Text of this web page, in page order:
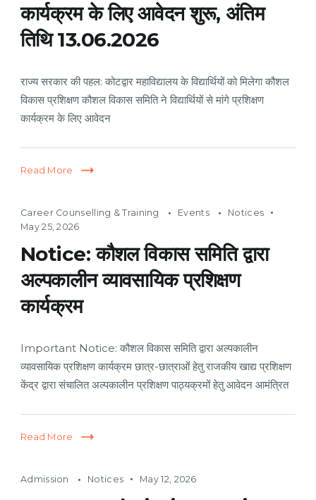
कार्यक्रम के लिए आवेदन शुरू, अंतिम
तिथि 13.06.2026
राज्य सरकार की पहल: कोटद्वार महाविद्यालय के विद्यार्थियों को मिलेगा कौशल
विकास प्रशिक्षण कौशल विकास समिति ने विद्यार्थियों से मांगे प्रशिक्षण
कार्यक्रम के लिए आवेदन
Read More
Career Counselling & Training Events
Notices
May 25, 2026
Notice: कौशल विकास समिति द्वारा
अल्पकालीन व्यावसायिक प्रशिक्षण
कार्यक्रम
Important Notice: कौशल विकास समिति द्वारा अल्पकालीन
व्यावसायिक प्रशिक्षण कार्यक्रम छात्र-छात्राओं हेतु राजकीय खाद्य प्रशिक्षण
केंद्र द्वारा संचालित अल्पकालीन प्रशिक्षण पाठ्यक्रमों हेतु आवेदन आमंत्रित
Read More
Admission Notices May 12, 2026